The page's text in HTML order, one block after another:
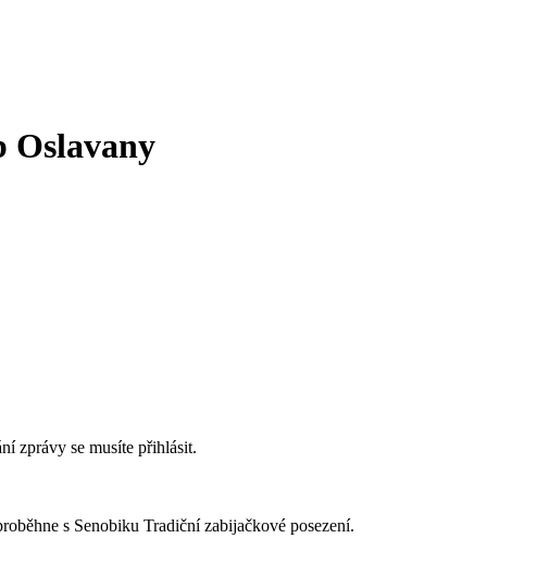
Oslavany
zprávy se musíte přihlásit.
s Senobiku Tradiční zabijačkové posezení.